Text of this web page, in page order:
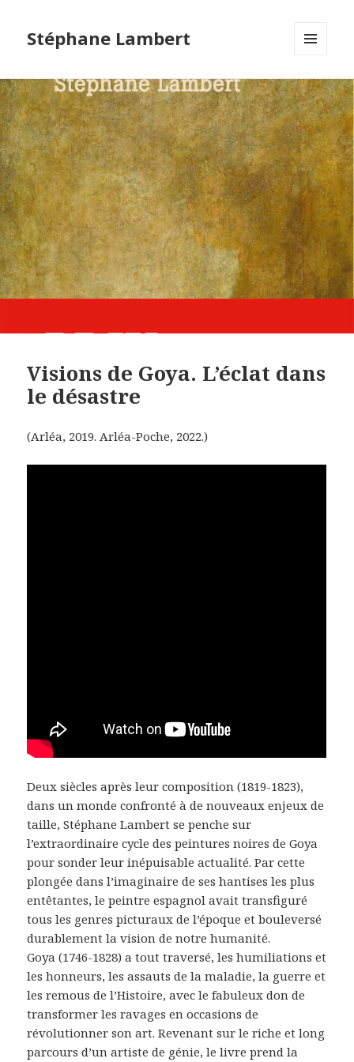
Stéphane Lambert
WIDGETS
Visions de Goya. L’éclat dans
le désastre
(Arléa, 2019. Arléa-Poche, 2022.)
Deux siècles après leur composition (1819-1823),
dans un monde confronté à de nouveaux enjeux de
taille, Stéphane Lambert se penche sur
l’extraordinaire cycle des peintures noires de Goya
pour sonder leur inépuisable actualité. Par cette
plongée dans l’imaginaire de ses hantises les plus
entêtantes, le peintre espagnol avait transfiguré
tous les genres picturaux de l’époque et bouleversé
durablement la vision de notre humanité.
Goya (1746-1828) a tout traversé, les humiliations et
les honneurs, les assauts de la maladie, la guerre et
les remous de l’Histoire, avec le fabuleux don de
transformer les ravages en occasions de
révolutionner son art. Revenant sur le riche et long
parcours d’un artiste de génie, le livre prend la